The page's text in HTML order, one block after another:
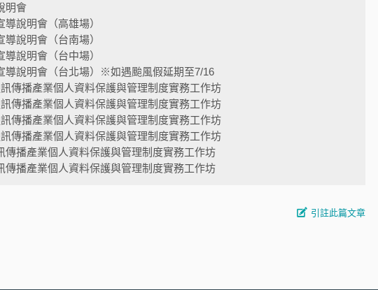
明會
說明會（高雄場）
說明會（台南場）
說明會（台中場）
導說明會（台北場）※如遇颱風假延期至7/16
傳播產業個人資料保護與管理制度實務工作坊
傳播產業個人資料保護與管理制度實務工作坊
傳播產業個人資料保護與管理制度實務工作坊
傳播產業個人資料保護與管理制度實務工作坊
傳播產業個人資料保護與管理制度實務工作坊
傳播產業個人資料保護與管理制度實務工作坊
引註此篇文章